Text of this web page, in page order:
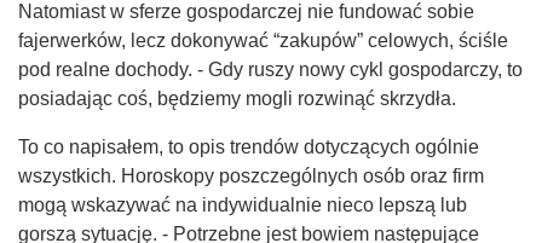
Natomiast w sferze gospodarczej nie fundować sobie
fajerwerków, lecz dokonywać “zakupów” celowych, ściśle
pod realne dochody. - Gdy ruszy nowy cykl gospodarczy, to
posiadając coś, będziemy mogli rozwinąć skrzydła.
To co napisałem, to opis trendów dotyczących ogólnie
wszystkich. Horoskopy poszczególnych osób oraz firm
mogą wskazywać na indywidualnie nieco lepszą lub
gorszą sytuację. - Potrzebne jest bowiem następujące